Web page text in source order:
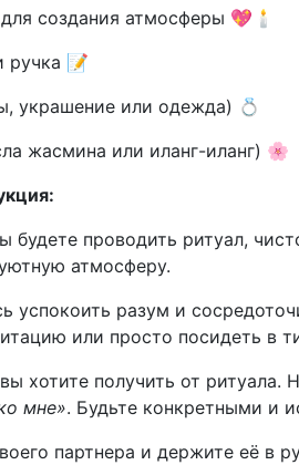
создания атмосферы 💖🕯
ручка 📝
украшение или одежда) 💍
жасмина или иланг-иланг) 🌸
будете проводить ритуал,
атмосферу.
успокоить разум и
или просто посидеть в
хотите получить от ритуала.
мне». Будьте конкретными и
партнера и держите её в